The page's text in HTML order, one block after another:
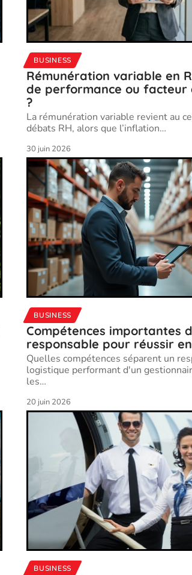
BUSINESS
Rémunération variable en
de performance ou facteur
?
La rémunération variable revient au
débats RH, alors que l’inflation…
30 juin 2026
BUSINESS
Compétences importantes
responsable pour réussir
Quelles compétences séparent un
logistique performant d'un
les…
20 juin 2026
BUSINESS